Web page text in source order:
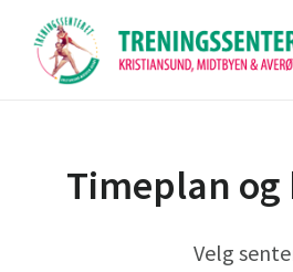
Timeplan
Velg